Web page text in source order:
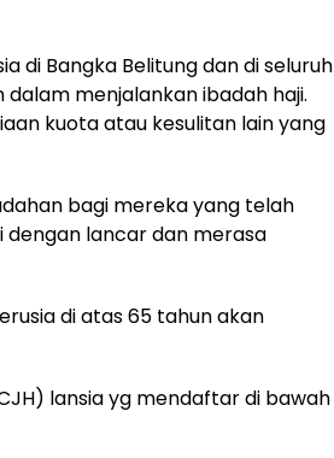
di Bangka Belitung dan di seluruh
menjalankan ibadah haji.
kuota atau kesulitan lain yang
bagi mereka yang telah
dengan lancar dan merasa
di atas 65 tahun akan
lansia yg mendaftar di bawah